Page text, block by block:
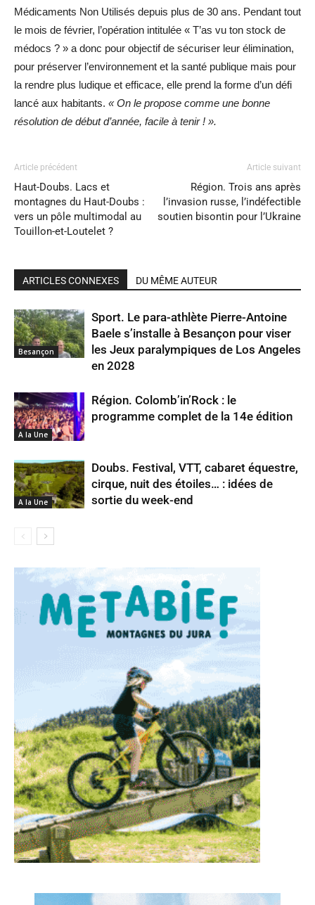
Médicaments Non Utilisés depuis plus de 30 ans. Pendant tout
le mois de février, l’opération intitulée « T’as vu ton stock de
médocs ? » a donc pour objectif de sécuriser leur élimination,
pour préserver l’environnement et la santé publique mais pour
la rendre plus ludique et efficace, elle prend la forme d’un défi
lancé aux habitants. « On le propose comme une bonne
résolution de début d’année, facile à tenir ! ».
Article précédent
Haut-Doubs. Lacs et
montagnes du Haut-Doubs :
vers un pôle multimodal au
Touillon-et-Loutelet ?
Article suivant
Région. Trois ans après
l’invasion russe, l’indéfectible
soutien bisontin pour l’Ukraine
ARTICLES CONNEXES DU MÊME AUTEUR
Besançon
Sport. Le para-athlète Pierre-Antoine
Baele s’installe à Besançon pour viser
les Jeux paralympiques de Los Angeles
en 2028
A la Une
Région. Colomb’in’Rock : le
programme complet de la 14e édition
A la Une
Doubs. Festival, VTT, cabaret équestre,
cirque, nuit des étoiles… : idées de
sortie du week-end